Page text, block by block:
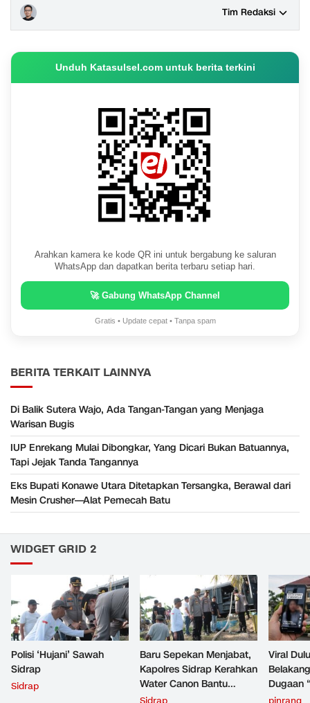
Tim Redaksi
Unduh Katasulsel.com untuk berita terkini
Arahkan kamera ke kode QR ini untuk bergabung ke saluran
WhatsApp dan dapatkan berita terbaru setiap hari.
🚀 Gabung WhatsApp Channel
Gratis • Update cepat • Tanpa spam
BERITA TERKAIT LAINNYA
Di Balik Sutera Wajo, Ada Tangan-Tangan yang Menjaga
Warisan Bugis
IUP Enrekang Mulai Dibongkar, Yang Dicari Bukan Batuannya,
Tapi Jejak Tanda Tangannya
Eks Bupati Konawe Utara Ditetapkan Tersangka, Berawal dari
Mesin Crusher—Alat Pemecah Batu
WIDGET GRID 2
Polisi ‘Hujani’ Sawah
Sidrap
Sidrap
Baru Sepekan Menjabat,
Kapolres Sidrap Kerahkan
Water Canon Bantu
Petani Hadapi Kekeringan
Viral
Dugaan
Pinrang